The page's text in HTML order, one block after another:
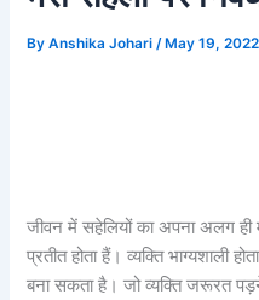
ByAnshika Johari/ May 19, 2022
जीवन में सहेलियों का अपना अलग ही
प्रतीत होता हैं। व्यक्ति भाग्यशाली
बना सकता है। जो व्यक्ति जरूरत